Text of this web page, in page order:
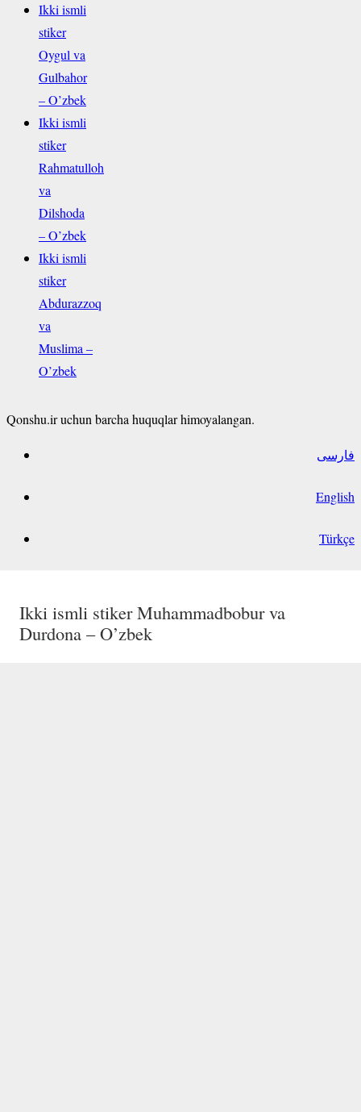
Ali ism stikeri O’zbek
Ikki ismli stiker Odinaxon va Nozimaxon –
O’zbek
Ikki ismli stiker Azizbek va Sarvinoz –
O’zbek
Ikki ismli stiker Muhammadbobur va
Durdona – O’zbek
Ikki ismli
stiker
Oygul va
Gulbahor
– O’zbek
Ikki ismli
stiker
Rahmatulloh
va
Dilshoda
– O’zbek
Ikki ismli
stiker
Abdurazzoq
va
Muslima –
O’zbek
Qonshu.ir uchun barcha huquqlar himoyalangan.
فارسی
English
Türkçe